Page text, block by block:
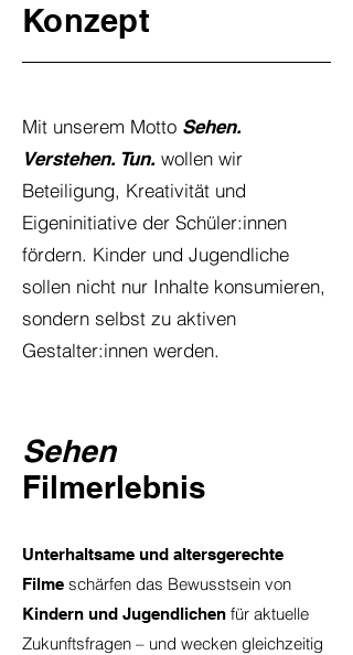
Konzept
Mit unserem Motto Sehen.
Verstehen. Tun. wollen wir
Beteiligung, Kreativität und
Eigeninitiative der Schüler:innen
fördern. Kinder und Jugendliche
sollen nicht nur Inhalte konsumieren,
sondern selbst zu aktiven
Gestalter:innen werden.
Sehen
Filmerlebnis
Unterhaltsame und altersgerechte
Filme schärfen das Bewusstsein von
Kindern und Jugendlichen für aktuelle
Zukunftsfragen – und wecken gleichzeitig